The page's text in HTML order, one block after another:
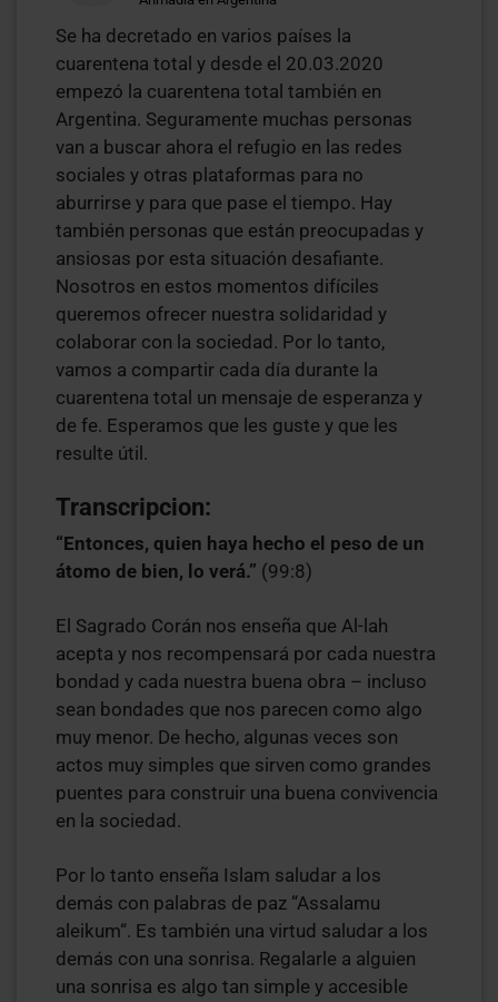
Se ha decretado en varios países la
cuarentena total y desde el 20.03.2020
empezó la cuarentena total también en
Argentina. Seguramente muchas personas
van a buscar ahora el refugio en las redes
sociales y otras plataformas para no
aburrirse y para que pase el tiempo. Hay
también personas que están preocupadas y
ansiosas por esta situación desafiante.
Nosotros en estos momentos difíciles
queremos ofrecer nuestra solidaridad y
colaborar con la sociedad. Por lo tanto,
vamos a compartir cada día durante la
cuarentena total un mensaje de esperanza y
de fe. Esperamos que les guste y que les
resulte útil.
Transcripcion:
“Entonces, quien haya hecho el peso de un
átomo de bien, lo verá.” (99:8)
El Sagrado Corán nos enseña que Al-lah
acepta y nos recompensará por cada nuestra
bondad y cada nuestra buena obra – incluso
sean bondades que nos parecen como algo
muy menor. De hecho, algunas veces son
actos muy simples que sirven como grandes
puentes para construir una buena convivencia
en la sociedad.
Por lo tanto enseña Islam saludar a los
demás con palabras de paz “Assalamu
aleikum“. Es también una virtud saludar a los
demás con una sonrisa. Regalarle a alguien
una sonrisa es algo tan simple y accesible